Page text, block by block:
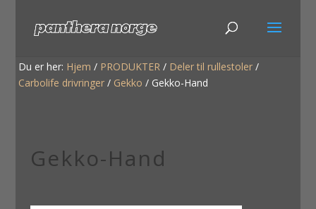
Du er her: Hjem / PRODUKTER / Deler til rullestoler /
Carbolife drivringer / Gekko / Gekko-Hand
Gekko-Hand